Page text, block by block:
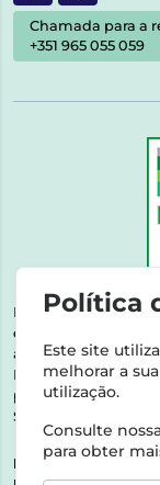
Chamada para a
+351 965 055 059
Esta farmácia
dispensa de
através da internet.
MSRM, MNSRM,
podem ser
Sesimbra, Oeiras e
Direção Técnica:
Política
Este site
melhorar a
utilização.
Consulte
para obter